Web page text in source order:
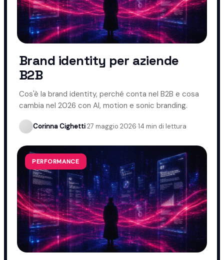
Brand identity per aziende
B2B
Cos'è la brand identity, perché conta nel B2B e cosa
cambia nel 2026 con AI, motion e sonic branding.
Corinna Cighetti·27 maggio 2026·14 min di lettura
PERFORMANCE